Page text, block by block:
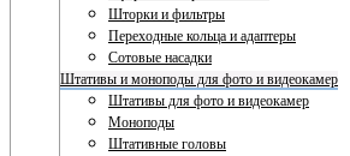
Шторки и фильтры
Переходные кольца и адаптеры
Сотовые насадки
Штативы и моноподы для фото и видеокамер
Штативы для фото и видеокамер
Моноподы
Штативные головы